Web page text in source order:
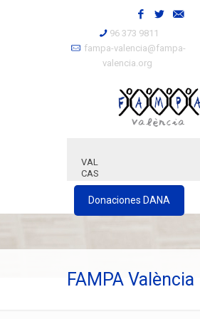
96 373 9811
fampa-valencia@fampa-
valencia.org
VAL
CAS
Donaciones DANA
FAMPA València